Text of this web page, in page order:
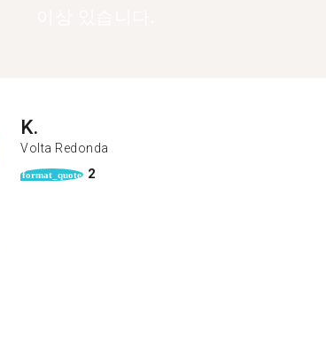
K.
Volta Redonda
format_quote 2